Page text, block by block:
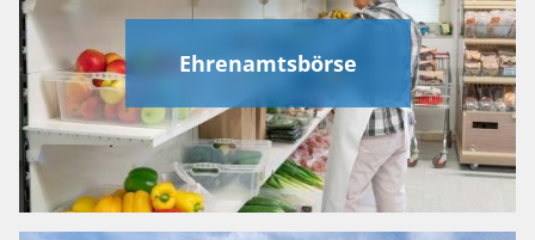
Ehrenamtsbörse